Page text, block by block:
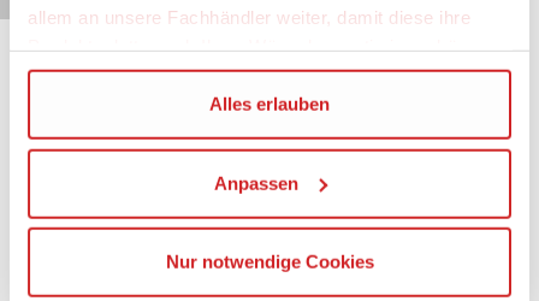
allem an unsere Fachhändler weiter, damit diese ihre
Wir verwenden den Google Tag Manager um weitere
Dienste einzubinden.
Wenn Sie auf „Alles erlauben“, klicken, werden ein Teil
Ihrer personenbezogener Daten in die USA übertragen.
Die USA ist ein Drittland, dass nicht von einem
Alles erlauben
Anpassen
Nur notwendige Cookies
Impressum
Nutzungsbedingungen
Mitgliederportal